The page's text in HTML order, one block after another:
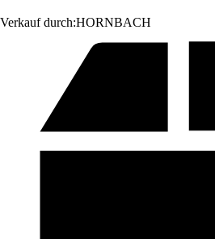
Verkauf durch:HORNBACH